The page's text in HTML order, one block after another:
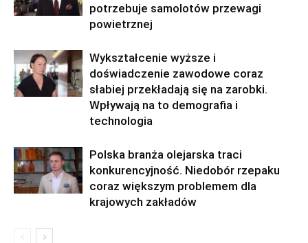
potrzebuje samolotów przewagi
powietrznej
Wykształcenie wyższe i
doświadczenie zawodowe coraz
słabiej przekładają się na zarobki.
Wpływają na to demografia i
technologia
Polska branża olejarska traci
konkurencyjność. Niedobór rzepaku
coraz większym problemem dla
krajowych zakładów